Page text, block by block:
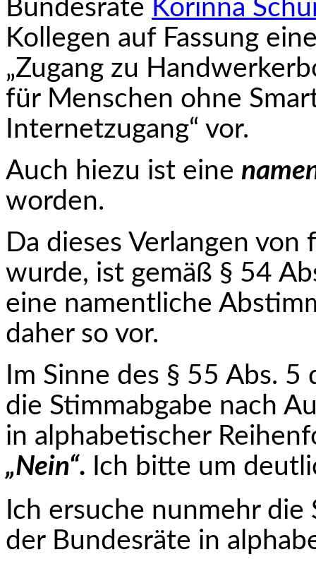
Bundesräte Korinna
Kollegen auf Fassung
„Zugang zu
für Menschen ohne
Internetzugang“ vor.
Auch hiezu ist eine
worden.
Da dieses Verlangen
wurde, ist gemäß § 54
eine namentliche
daher so vor.
Im Sinne des § 55 Abs.
die Stimmabgabe nach
in alphabetischer
„Nein“. Ich bitte um
Ich ersuche nunmehr
der Bundesräte in